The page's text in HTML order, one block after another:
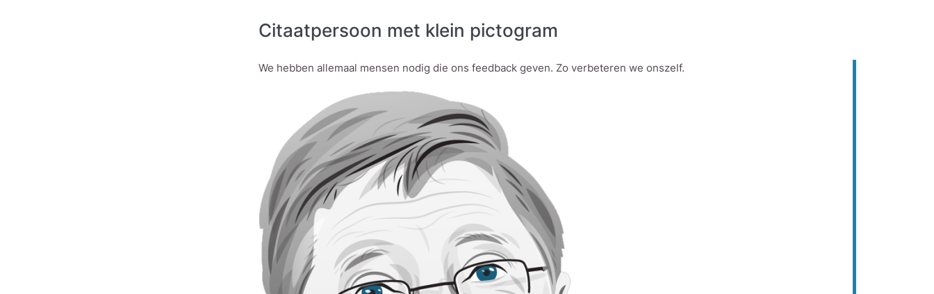
Citaatpersoon met klein pictogram
We hebben allemaal mensen nodig die ons feedback geven. Zo verbeteren we onszelf.